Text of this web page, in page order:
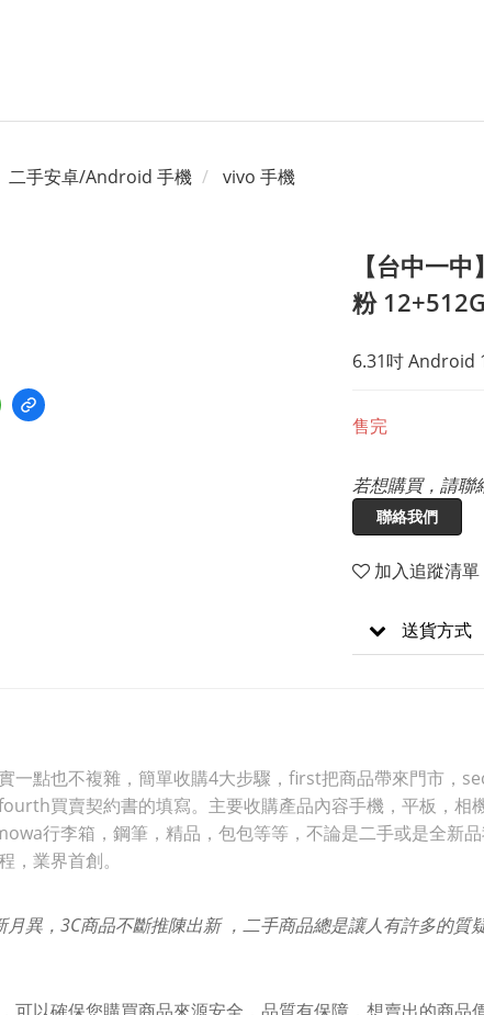
二手安卓/Android 手機 vivo 手機
【台中一
粉
6.31吋 Android
售完
若想購買，請聯
聯絡我們
加入追蹤清單
送貨方式
一點也不複雜，簡單收購4大步驟，first把商品帶來門市，
買賣契約書的填寫。主要收購產品內容手機，平板，相
行李箱，鋼筆，精品，包包等等，不論是二手或是全新
，業界首創。
異，3C商品不斷推陳出新 ，二手商品總是讓人有許多的質疑